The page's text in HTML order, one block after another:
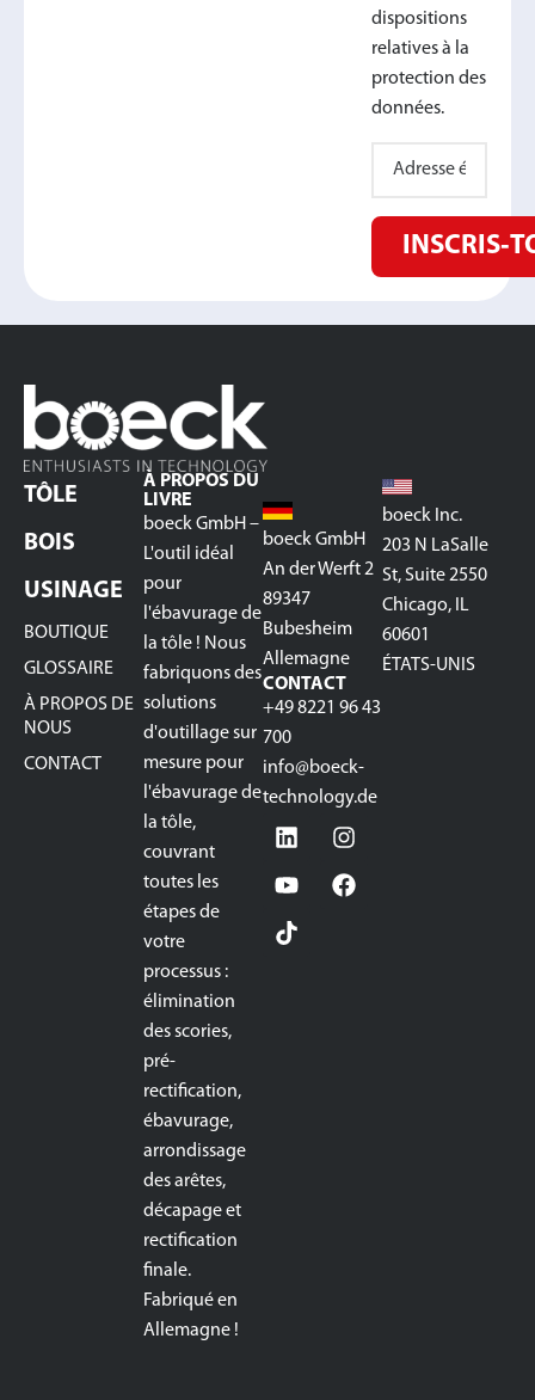
dispositions
relatives à la
protection des
données.
TÔLE
BOIS
USINAGE
BOUTIQUE
GLOSSAIRE
À PROPOS DE
NOUS
CONTACT
À PROPOS DU
LIVRE
boeck GmbH –
L'outil idéal
pour
l'ébavurage de
la tôle ! Nous
fabriquons des
solutions
d'outillage sur
mesure pour
l'ébavurage de
la tôle,
couvrant
toutes les
étapes de
votre
processus :
élimination
des scories,
pré-
rectification,
ébavurage,
arrondissage
des arêtes,
décapage et
rectification
finale.
Fabriqué en
Allemagne !
boeck GmbH
An der Werft 2
89347
Bubesheim
Allemagne
CONTACT
+49 8221 96 43
700
info@boeck-
technology.de
boeck Inc.
203 N LaSalle
St, Suite 2550
Chicago, IL
60601
ÉTATS-UNIS